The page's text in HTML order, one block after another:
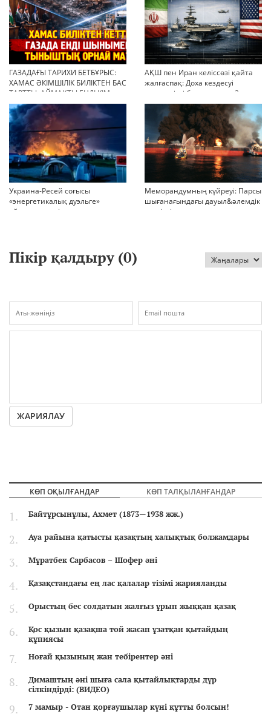
ГАЗАДАҒЫ ТАРИХИ БЕТБҰРЫС:
ХАМАС ӘКІМШІЛІК БИЛІКТЕН БАС
ТАРТТЫ. АЙМАҚТЫ ЕНДІ КІМ
БАСҚАРАДЫ?
АҚШ пен Иран келіссөзі қайта
жалғаспақ: Доха кездесуі
шиеленісті бәсеңдете ме?
Украина-Ресей соғысы
«энергетикалық дуэльге»
айналып кетті
Меморандумның күйреуі: Парсы
шығанағындағы дауыл&әлемдік
тәртіптің сын сағаты соғып тұр
Пікір қалдыру (0)
ЖАРИЯЛАУ
КӨП ОҚЫЛҒАНДАР КӨП ТАЛҚЫЛАНҒАНДАР
Байтұрсынұлы, Ахмет (1873—1938 жж.)
Ауа райына қатысты қазақтың халықтық болжамдары
Мұратбек Сарбасов – Шофер әні
Қазақстандағы ең лас қалалар тізімі жарияланды
Орыстың бес солдатын жалғыз ұрып жыққан қазақ
Қос қызын қазақша той жасап ұзатқан қытайдың
құпиясы
Ноғай қызының жан тебірентер әні
Димаштың әні шыға сала қытайлықтарды дүр
сілкіндірді: (ВИДЕО)
7 мамыр - Отан қорғаушылар күні құтты болсын!